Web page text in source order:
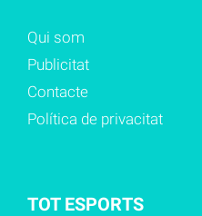
Qui som
Publicitat
Contacte
Política de privacitat
TOT ESPORTS